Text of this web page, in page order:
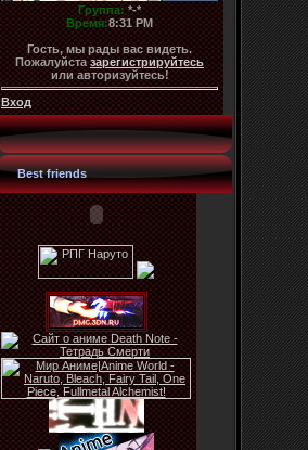
Группа: *-*
Время:8:31 PM
Гость, мы рады вас видеть.
Пожалуйстазарегистрируйтесь
или авторизуйтесь!
Вход
Best friends